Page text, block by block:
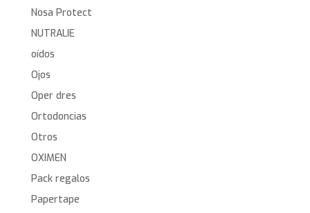
Nosa Protect
NUTRALIE
oídos
Ojos
Oper dres
Ortodoncias
Otros
OXIMEN
Pack regalos
Papertape